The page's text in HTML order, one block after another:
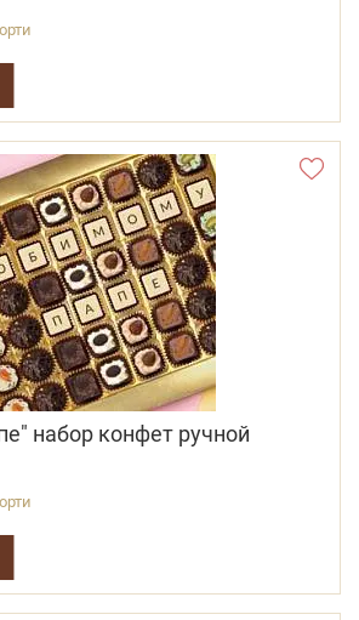
набор конфет ручной